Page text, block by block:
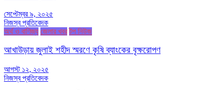
সেপ্টেম্বর ৯, ২০২৫
নিজস্ব প্রতিবেদক
অর্থ ও বাণিজ্য জেলার খবর টপ নিউজ
আখাউড়ায় জুলাই শহীদ স্মরণে কৃষি ব্যাংকের বৃক্ষরোপণ
আগস্ট ১২, ২০২৫
নিজস্ব প্রতিবেদক